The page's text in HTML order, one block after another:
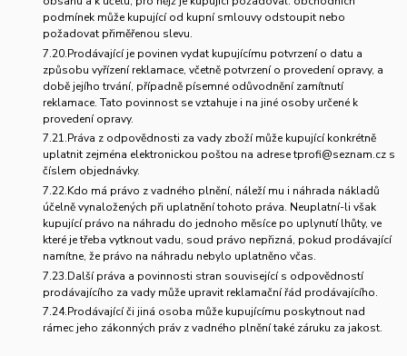
podmínek může kupující od kupní smlouvy odstoupit nebo
požadovat přiměřenou slevu.
7.20.Prodávající je povinen vydat kupujícímu potvrzení o datu a
způsobu vyřízení reklamace, včetně potvrzení o provedení opravy, a
době jejího trvání, případně písemné odůvodnění zamítnutí
reklamace. Tato povinnost se vztahuje i na jiné osoby určené k
provedení opravy.
7.21.Práva z odpovědnosti za vady zboží může kupující konkrétně
uplatnit zejména elektronickou poštou na adrese tprofi@seznam.cz s
číslem objednávky.
7.22.Kdo má právo z vadného plnění, náleží mu i náhrada nákladů
účelně vynaložených při uplatnění tohoto práva. Neuplatní-li však
kupující právo na náhradu do jednoho měsíce po uplynutí lhůty, ve
které je třeba vytknout vadu, soud právo nepřizná, pokud prodávající
namítne, že právo na náhradu nebylo uplatněno včas.
7.23.Další práva a povinnosti stran související s odpovědností
prodávajícího za vady může upravit reklamační řád prodávajícího.
7.24.Prodávající či jiná osoba může kupujícímu poskytnout nad
rámec jeho zákonných práv z vadného plnění také záruku za jakost.